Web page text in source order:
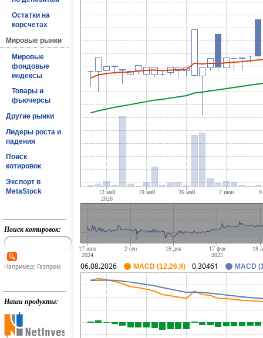
Остатки на
корсчетах
Мировые рынки
Мировые
фондовые
индексы
Товары и
фьючерсы
Другие рынки
Лидеры роста и
падения
Поиск
котировок
Экспорт в
MetaStock
Поиск котировок:
Например: Газпром
Наши продукты:
06.08.2026 MACD (12,26,9) 0.30461 MACD